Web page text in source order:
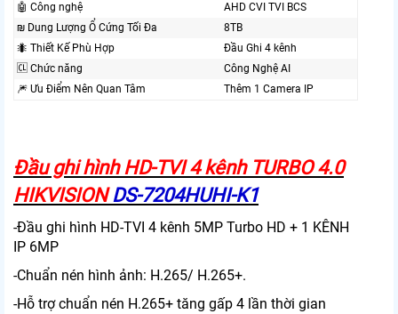
🤖️ Công nghệ
AHD CVI TVI BCS
₪ Dung Lượng Ổ Cứng Tối Đa
8TB
🐜 Thiết Kế Phù Hợp
Đầu Ghi 4 kênh
🆑 Chức năng
Công Nghệ AI
🎆 Ưu Điểm Nên Quan Tâm
Thêm 1 Camera IP
Đầu ghi hình HD-TVI 4 kênh TURBO 4.0
HIKVISIONDS-7204HUHI-K1
-Đầu ghi hình HD-TVI 4 kênh 5MP Turbo HD + 1 KÊNH
IP 6MP
-Chuẩn nén hình ảnh: H.265/ H.265+.
-Hỗ trợ chuẩn nén H.265+ tăng gấp 4 lần thời gian